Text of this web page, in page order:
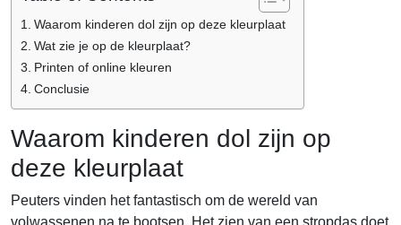
Waarom kinderen dol zijn op deze kleurplaat
Wat zie je op de kleurplaat?
Printen of online kleuren
Conclusie
Waarom kinderen dol zijn op
deze kleurplaat
Peuters vinden het fantastisch om de wereld van
volwassenen na te bootsen. Het zien van een stropdas doet